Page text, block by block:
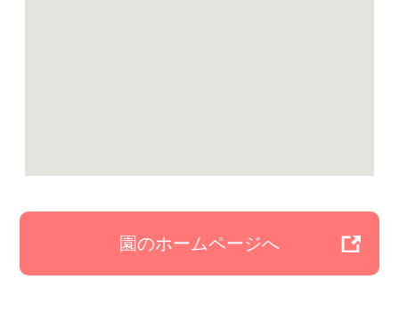
園のホームページへ